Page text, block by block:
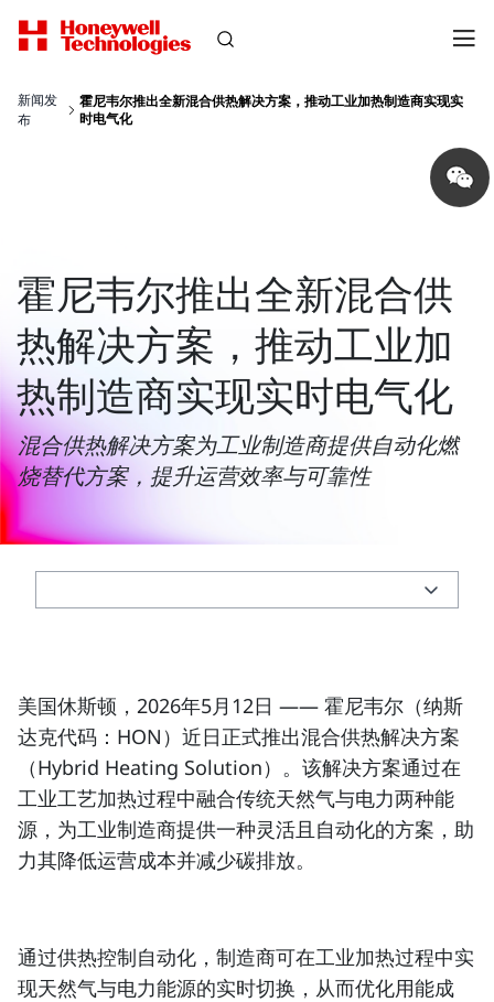
新闻发
布
霍尼韦尔推出全新混合供热解决方案，推动工业加热制造商实现实
时电气化
Share
on
wechat
霍尼韦尔推出全新混合供
热解决方案，推动工业加
热制造商实现实时电气化
混合供热解决方案为工业制造商提供自动化燃
烧替代方案，提升运营效率与可靠性
美国休斯顿，2026年5月12日 —— 霍尼韦尔（纳斯
达克代码：HON ）近日正式推出混合供热解决方案
（Hybrid Heating Solution）。该解决方案通过在
工业工艺加热过程中融合传统天然气与电力两种能
源，为工业制造商提供一种灵活且自动化的方案，助
力其降低运营成本并减少碳排放。
通过供热控制自动化，制造商可在工业加热过程中实
现天然气与电力能源的实时切换，从而优化用能成